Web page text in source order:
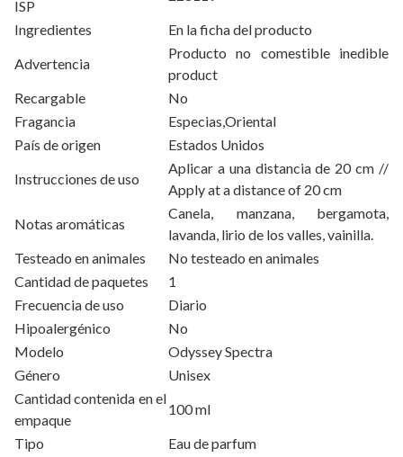
ISP
Ingredientes
En la ficha del producto
Advertencia
Producto no comestible inedible
product
Recargable
No
Fragancia
Especias,Oriental
País de origen
Estados Unidos
Instrucciones de uso
Aplicar a una distancia de 20 cm //
Apply at a distance of 20 cm
Notas aromáticas
Canela, manzana, bergamota,
lavanda, lirio de los valles, vainilla.
Testeado en animales
No testeado en animales
Cantidad de paquetes
1
Frecuencia de uso
Diario
Hipoalergénico
No
Modelo
Odyssey Spectra
Género
Unisex
Cantidad contenida en el
empaque
100 ml
Tipo
Eau de parfum